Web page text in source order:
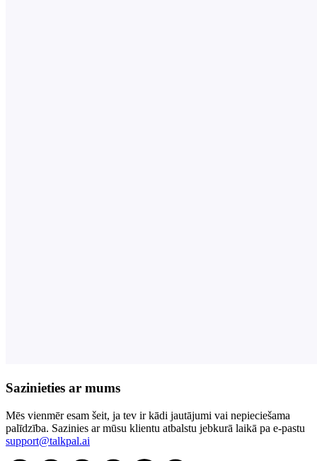
Sazinieties ar mums
Mēs vienmēr esam šeit, ja tev ir kādi jautājumi vai nepieciešama
palīdzība. Sazinies ar mūsu klientu atbalstu jebkurā laikā pa e-pastu
support@talkpal.ai